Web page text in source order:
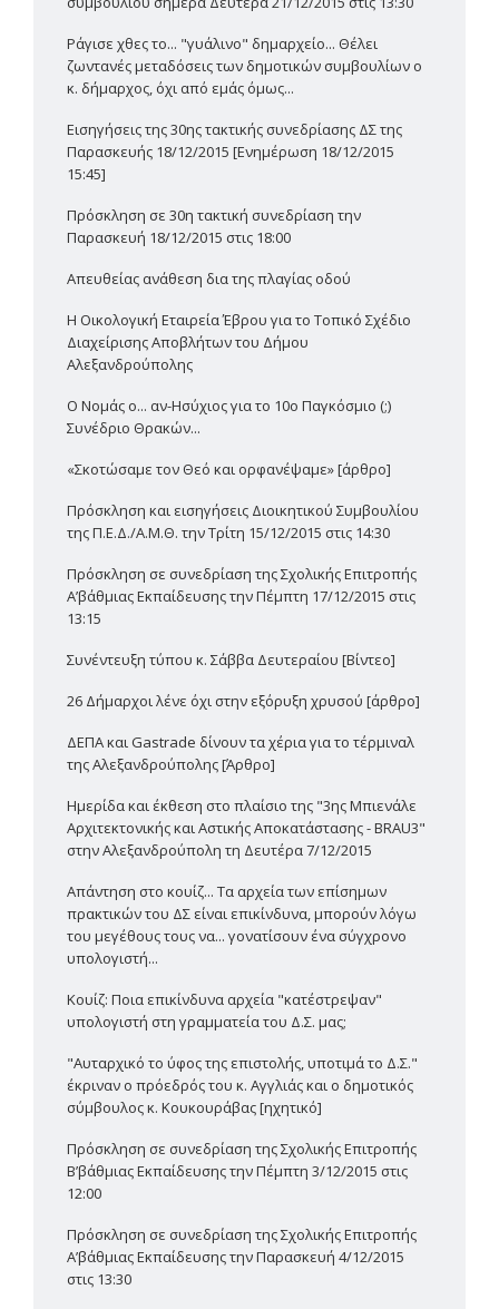
Ράγισε χθες το... "γυάλινο" δημαρχείο... Θέλει
ζωντανές μεταδόσεις των δημοτικών συμβουλίων ο
κ. δήμαρχος, όχι από εμάς όμως...
Εισηγήσεις της 30ης τακτικής συνεδρίασης ΔΣ της
Παρασκευής 18/12/2015 [Ενημέρωση 18/12/2015
15:45]
Πρόσκληση σε 30η τακτική συνεδρίαση την
Παρασκευή 18/12/2015 στις 18:00
Απευθείας ανάθεση δια της πλαγίας οδού
Η Οικολογική Εταιρεία Έβρου για το Τοπικό Σχέδιο
Διαχείρισης Αποβλήτων του Δήμου
Αλεξανδρούπολης
Ο Νομάς ο... αν-Ησύχιος για το 10ο Παγκόσμιο (;)
Συνέδριο Θρακών...
«Σκοτώσαμε τον Θεό και ορφανέψαμε» [άρθρο]
Πρόσκληση και εισηγήσεις Διοικητικού Συμβουλίου
της Π.Ε.Δ./Α.Μ.Θ. την Τρίτη 15/12/2015 στις 14:30
Πρόσκληση σε συνεδρίαση της Σχολικής Επιτροπής
Α’βάθμιας Εκπαίδευσης την Πέμπτη 17/12/2015 στις
13:15
Συνέντευξη τύπου κ. Σάββα Δευτεραίου [Βίντεο]
26 Δήμαρχοι λένε όχι στην εξόρυξη χρυσού [άρθρο]
ΔΕΠΑ και Gastrade δίνουν τα χέρια για το τέρμιναλ
της Αλεξανδρούπολης [Άρθρο]
Ημερίδα και έκθεση στο πλαίσιο της "3ης Μπιενάλε
Αρχιτεκτονικής και Αστικής Αποκατάστασης - BRAU3"
στην Αλεξανδρούπολη τη Δευτέρα 7/12/2015
Απάντηση στο κουίζ... Τα αρχεία των επίσημων
πρακτικών του ΔΣ είναι επικίνδυνα, μπορούν λόγω
του μεγέθους τους να... γονατίσουν ένα σύγχρονο
υπολογιστή...
Κουίζ: Ποια επικίνδυνα αρχεία "κατέστρεψαν"
υπολογιστή στη γραμματεία του Δ.Σ. μας;
"Αυταρχικό το ύφος της επιστολής, υποτιμά το Δ.Σ."
έκριναν ο πρόεδρός του κ. Αγγλιάς και ο δημοτικός
σύμβουλος κ. Κουκουράβας [ηχητικό]
Πρόσκληση σε συνεδρίαση της Σχολικής Επιτροπής
Β’βάθμιας Εκπαίδευσης την Πέμπτη 3/12/2015 στις
12:00
Πρόσκληση σε συνεδρίαση της Σχολικής Επιτροπής
Α’βάθμιας Εκπαίδευσης την Παρασκευή 4/12/2015
στις 13:30